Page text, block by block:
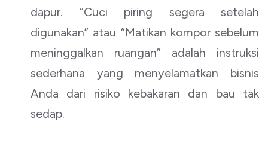
dapur. “Cuci piring segera setelah
digunakan” atau “Matikan kompor sebelum
meninggalkan ruangan” adalah instruksi
sederhana yang menyelamatkan bisnis
Anda dari risiko kebakaran dan bau tak
sedap.